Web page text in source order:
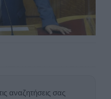
αναζητήσεις σας